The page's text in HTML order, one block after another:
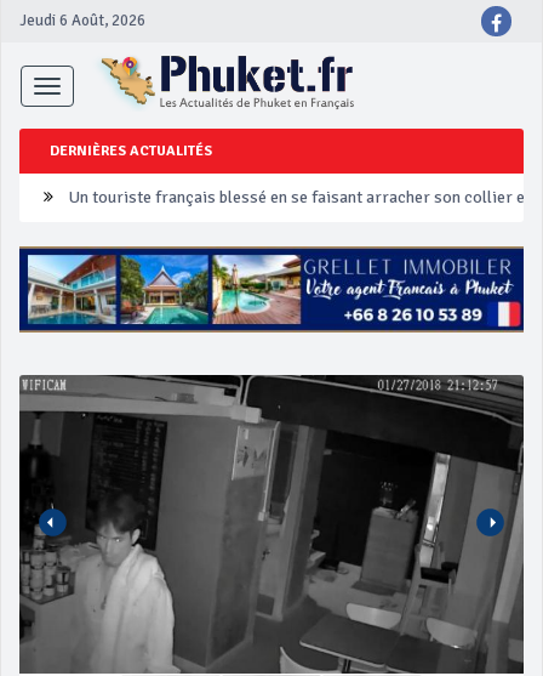
Jeudi 6 Août, 2026
Toggle
navigation
DERNIÈRES ACTUALITÉS
Un touriste français blessé en se faisant arracher son collier en
Phuket Peranakan Festival
‘Phuket Eye’ assurera la sécurité pendant Songkran
Campagne de sécurité routière ‘Seven Days of Danger’ de